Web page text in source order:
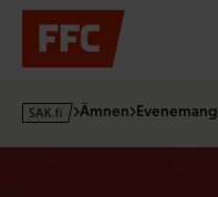
Hoppa
innehållet
s
Ämnen Evenemang